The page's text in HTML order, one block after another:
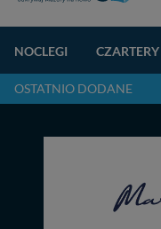
NOCLEGI CZARTERY
OSTATNIO DODANE